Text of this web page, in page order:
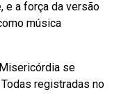
e a força da versão
música
se
registradas no